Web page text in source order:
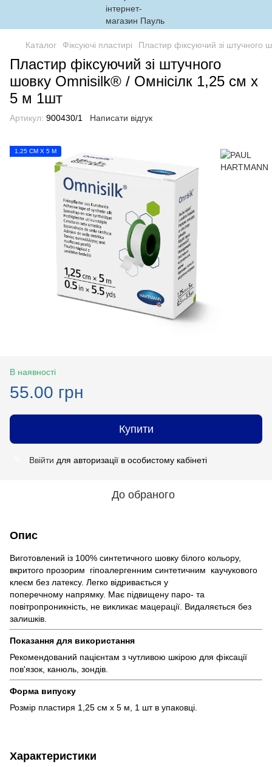
Каталог Фіксуючі пластирі Пластир фіксуючий зі штучного
Пластир фіксуючий зі штучного
шовку Omnisilk® / Омнісілк 1,25 см х
5 м 1шт
Артикул: 900430/1 Написати відгук
1,25 СМ Х 5 М
В наявності
55.00 грн
Купити
Ввійти для авторизації в особистому кабінеті
До обраного
Опис
Виготовлений із 100% синтетичного шовку білого кольору,
вкритого прозорим гіпоалергенним синтетичним каучукового
клеєм без латексу. Легко відривається у
поперечному напрямку. Має підвищену паро- та
повітропроникність, не викликає мацерації. Видаляється без
залишків.
Показання для використання
Рекомендований пацієнтам з чутливою шкірою для фіксації
пов'язок, канюль, зондів.
Форма випуску
Розмір пластиря 1,25 см х 5 м, 1 шт в упаковці.
Характеристики